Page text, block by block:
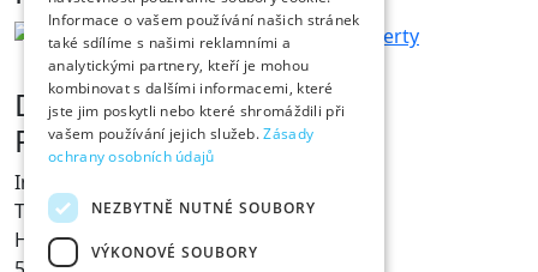
Dárky s vtipem
Prodejna Fóry a žerty
Ing. Václav Pícha
Tylovo nábřeží 367
Hradec Králové
Informace o vašem používání našich stránek
také sdílíme s našimi reklamními a
analytickými partnery, kteří je mohou
kombinovat s dalšími informacemi, které
jste jim poskytli nebo které shromáždili při
vašem používání jejich služeb.Zásady
ochrany osobních údajů
NEZBYTNĚ NUTNÉ SOUBORY
VÝKONOVÉ SOUBORY